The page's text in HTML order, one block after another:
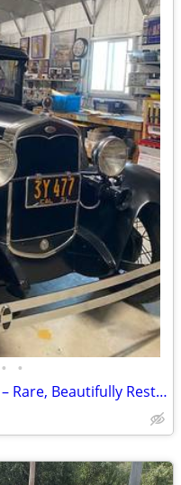
• •
1931 Late Ford Model A Pickup – Rare, Beautifully Restored